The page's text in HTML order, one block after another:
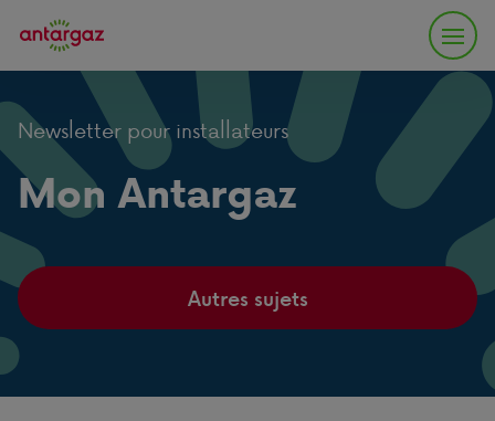
Newsletter pour installateurs
Mon Antargaz
Autres sujets